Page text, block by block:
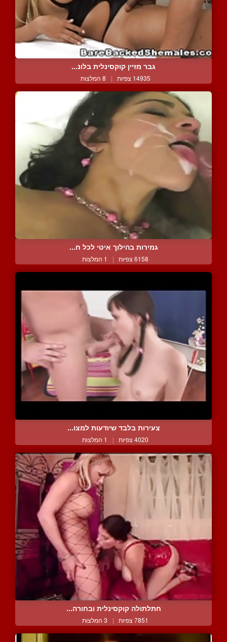
גבר מזיין קוקסינלית בלונ...
14935 צפיות | 8 המלצות
גמירות בהילוך איטי לכל ח...
6158 צפיות | 1 המלצות
צעירות בלבד שיודעות למצו...
4020 צפיות | 1 המלצות
חתלתולה קוקסינלית ובחורה...
7851 צפיות | 3 המלצות